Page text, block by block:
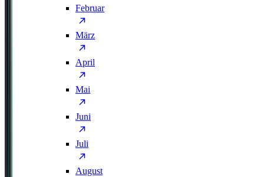
Februar
März
April
Mai
Juni
Juli
August